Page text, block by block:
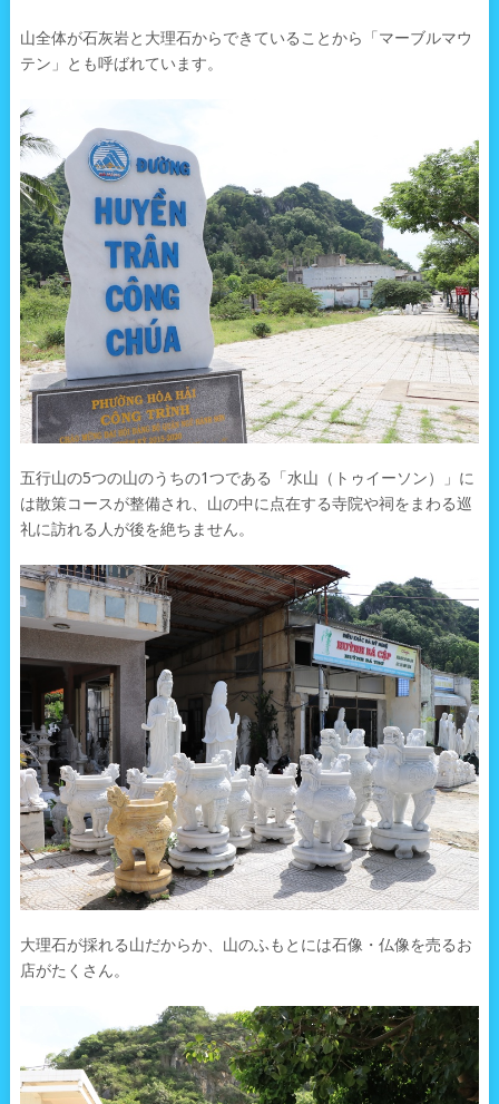
山全体が石灰岩と大理石からできていることから「マーブルマウ
テン」とも呼ばれています。
五行山の5つの山のうちの1つである「水山（トゥイーソン）」に
は散策コースが整備され、山の中に点在する寺院や祠をまわる巡
礼に訪れる人が後を絶ちません。
大理石が採れる山だからか、山のふもとには石像・仏像を売るお
店がたくさん。